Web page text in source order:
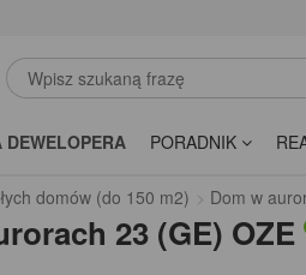
PORADNIK
domów (do 150 m2) Dom w
23 (GE) OZE